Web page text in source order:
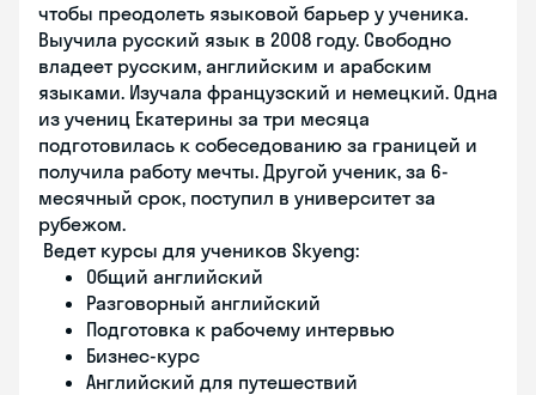
чтобы преодолеть языковой барьер у ученика.
Выучила русский язык в 2008 году. Свободно
владеет русским, английским и арабским
языками. Изучала французский и немецкий. Одна
из учениц Екатерины за три месяца
подготовилась к собеседованию за границей и
получила работу мечты. Другой ученик, за 6-
месячный срок, поступил в университет за
рубежом.
Ведет курсы для учеников Skyeng:
Общий английский
Разговорный английский
Подготовка к рабочему интервью
Бизнес-курс
Английский для путешествий